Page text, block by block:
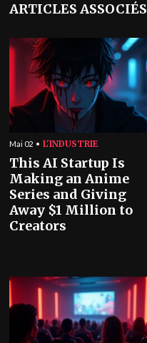
ARTICLES ASSOCIÉS
Mai 02 L'INDUSTRIE
This AI Startup Is
Making an Anime
Series and Giving
Away $1 Million to
Creators